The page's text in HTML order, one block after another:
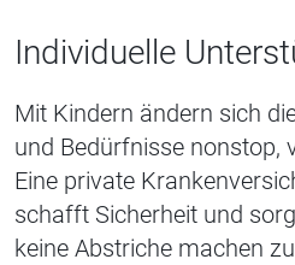
Individuelle
Mit Kindern ändern sich
und Bedürfnisse nonstop,
Eine private
schafft Sicherheit und
keine Abstriche machen